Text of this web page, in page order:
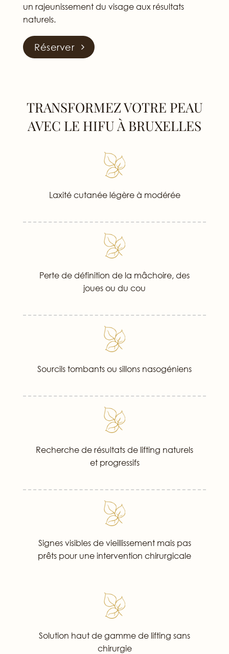
un rajeunissement du visage aux résultats
naturels.
Réserver
TRANSFORMEZ VOTRE PEAU
AVEC LE HIFU À BRUXELLES
Laxité cutanée légère à modérée
Perte de définition de la mâchoire, des
joues ou du cou
Sourcils tombants ou sillons nasogéniens
Recherche de résultats de lifting naturels
et progressifs
Signes visibles de vieillissement mais pas
prêts pour une intervention chirurgicale
Solution haut de gamme de lifting sans
chirurgie